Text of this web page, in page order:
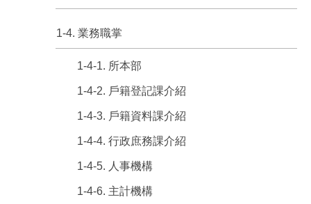
1-4. 業務職掌
1-4-1. 所本部
1-4-2. 戶籍登記課介紹
1-4-3. 戶籍資料課介紹
1-4-4. 行政庶務課介紹
1-4-5. 人事機構
1-4-6. 主計機構